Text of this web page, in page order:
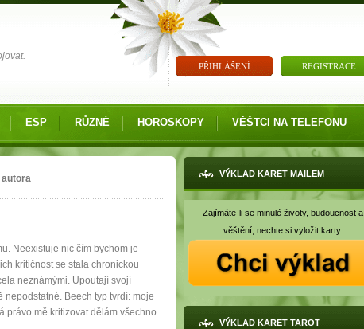
PŘIHLÁŠENÍ REGISTRACE
ESP RŮZNÉ HOROSKOPY VĚŠTCI NA TELEFONU
Neexistuje nic čím bychom je
kritičnost se stala chronickou
neznámými. Upoutají svojí
Beech typ tvrdí: moje
právo mě kritizovat dělám všechno
VÝKLAD KARET MAILEM
Zajímáte-li se minulé životy, budoucnost a
věštění, nechte si vyložit karty.
VÝKLAD KARET TAROT